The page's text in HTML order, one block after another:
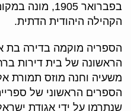
בפברואר 1905,
הקהילה היהודית הדתית.
הספריה מוקמה בדירה בת
משעיה וחנה מוזס תמורת
שנתרמו על ידי אגודת